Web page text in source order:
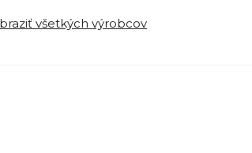
všetkých výrobcov